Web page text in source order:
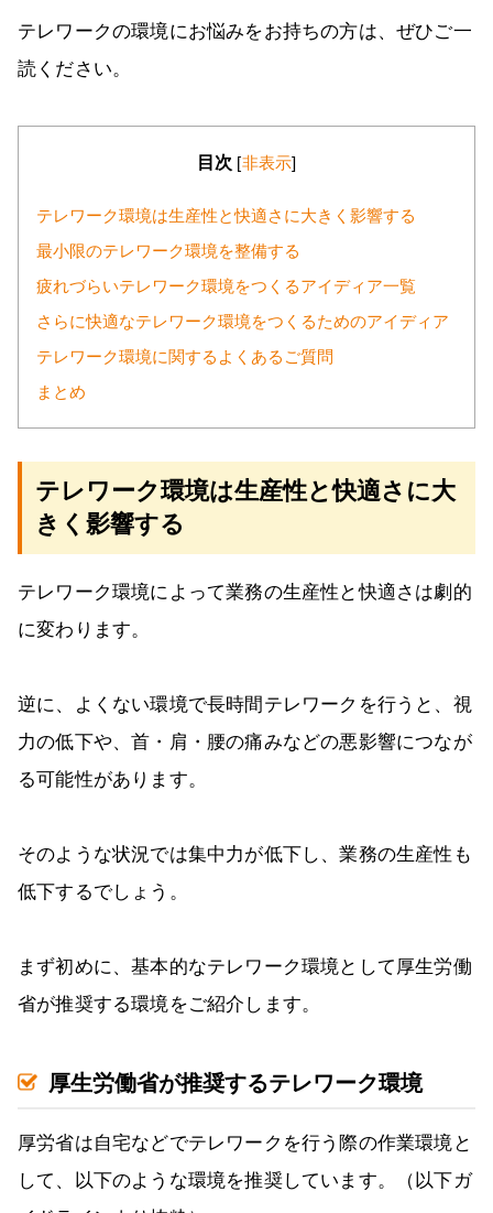
テレワークの環境にお悩みをお持ちの方は、ぜひご一
読ください。
目次 [非表示]
テレワーク環境は生産性と快適さに大きく影響する
最小限のテレワーク環境を整備する
疲れづらいテレワーク環境をつくるアイディア一覧
さらに快適なテレワーク環境をつくるためのアイディア
テレワーク環境に関するよくあるご質問
まとめ
テレワーク環境は生産性と快適さに大
きく影響する
テレワーク環境によって業務の生産性と快適さは劇的
に変わります。
逆に、よくない環境で長時間テレワークを行うと、視
力の低下や、首・肩・腰の痛みなどの悪影響につなが
る可能性があります。
そのような状況では集中力が低下し、業務の生産性も
低下するでしょう。
まず初めに、基本的なテレワーク環境として厚生労働
省が推奨する環境をご紹介します。
厚生労働省が推奨するテレワーク環境
厚労省は自宅などでテレワークを行う際の作業環境と
して、以下のような環境を推奨しています。（以下ガ